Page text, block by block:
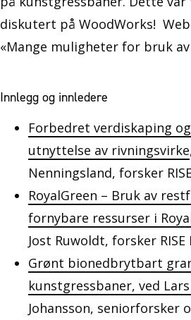
diskutert på WoodWorks!
«Mange muligheter for bruk
Innlegg og innledere
Forbedret verdiskaping
utnyttelse av rivningsvirke
Nenningsland, forsker
RoyalGreen – Bruk av
fornybare ressurser i
Jost Ruwoldt, forsker RISE
Grønt bionedbrytbart
kunstgressbaner, ved Lars
Johansson, seniorforsker